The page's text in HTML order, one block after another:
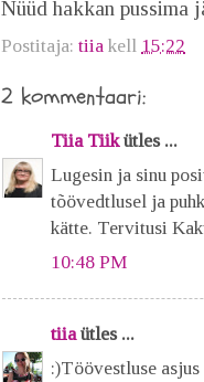
Nüüd hakkan pussima
Postitaja:tiia kell 15:22
2 kommentaari:
Tiia Tiikütles ...
Lugesin ja sinu
tõövedtlusel ja
kätte. Tervitusi
10:48 PM
tiiaütles ...
:)Töövestluse